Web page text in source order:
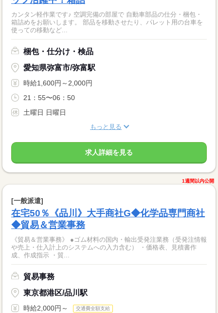
カンタン軽作業です♪ 空調完備の部屋で 自動車部品の仕分・梱包・
箱詰めをお願いします。 部品を移動させたり、パレット用の台車を
使っての移動など...
梱包・仕分け・検品
愛知県弥富市/弥富駅
時給1,600円～2,000円
21：55〜06：50
土曜日 日曜日
もっと見る
求人詳細を見る
1週間以内公開
[一般派遣]
在宅50％《品川》大手商社G◆化学品専門商社
◆貿易＆営業事務
《貿易＆営業事務》 ●ゴム材料の国内・輸出受発注業務（受発注情報
や売上・仕入計上のシステムへの入力含む） ・価格表、見積書作
成、作成指示 ・貿...
貿易事務
東京都港区/品川駅
時給2,000円～ 交通費全額支給